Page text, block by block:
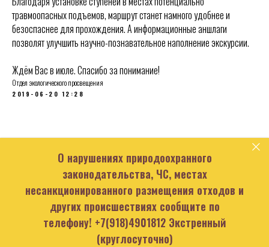
травмоопасных подъемов, маршрут станет намного удобнее и
безоспаснее для прохождения. А информационные аншлаги
позволят улучшить научно-познавательное наполнение экскурсии.
Ждём Вас в июле. Спасибо за понимание!
Отдел экологического просвещения
2019-06-20 12:28
О нарушениях природоохранного
законодательства, ЧС, местах
несанкционированного размещения отходов и
других происшествиях сообщите по
телефону! +7(918)4901812 Экстренный
(круглосуточно)